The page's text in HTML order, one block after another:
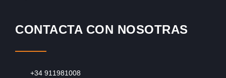
CONTACTA CON NOSOTRAS
+34 911981008